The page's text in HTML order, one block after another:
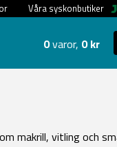
Våra syskonbutiker
0varor, 0 kr
makrill, vitling och